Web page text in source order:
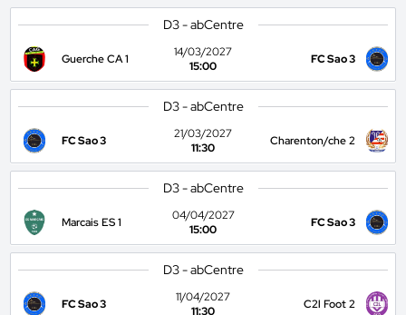
D3 - abCentre
Guerche CA 1
14/03/2027
15:00
FC Sao 3
D3 - abCentre
FC Sao 3
21/03/2027
11:30
Charenton/che 2
D3 - abCentre
Marcais ES 1
04/04/2027
15:00
FC Sao 3
D3 - abCentre
FC Sao 3
11/04/2027
11:30
C2l Foot 2